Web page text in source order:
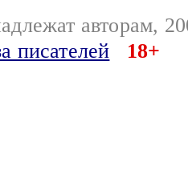
авторам,
писателей
18+